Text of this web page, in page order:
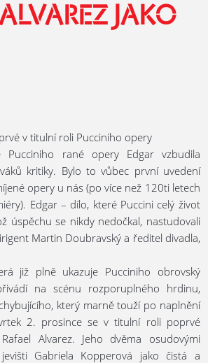
JAKO
v titulní roli Pucciniho opery
Pucciniho rané opery Edgar vzbudila
kritiky. Bylo to vůbec první uvedení
opery u nás (po více než 120ti letech
Edgar – dílo, které Puccini celý život
úspěchu se nikdy nedočkal, nastudovali
Martin Doubravský a ředitel divadla,
již plně ukazuje Pucciniho obrovský
na scénu rozporuplného hrdinu,
který marně touží po naplnění
2. prosince se v titulní roli poprvé
Alvarez. Jeho dvěma osudovými
Gabriela Kopperová jako čistá a